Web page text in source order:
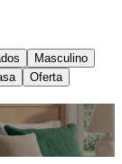
Masculino
Oferta